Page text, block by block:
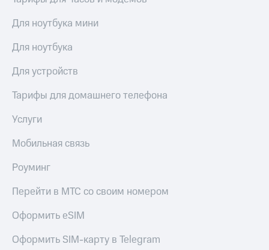
Для ноутбука мини
Для ноутбука
Для устройств
Тарифы для домашнего телефона
Услуги
Мобильная связь
Роуминг
Перейти в МТС со своим номером
Оформить eSIM
Оформить SIM-карту в Telegram